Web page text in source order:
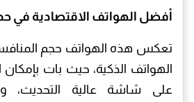
أفضل الهواتف الاقتصادية في حدود 8000
تعكس هذه الهواتف حجم
الهواتف الذكية، حيث بات
على شاشة عالية التحديث،